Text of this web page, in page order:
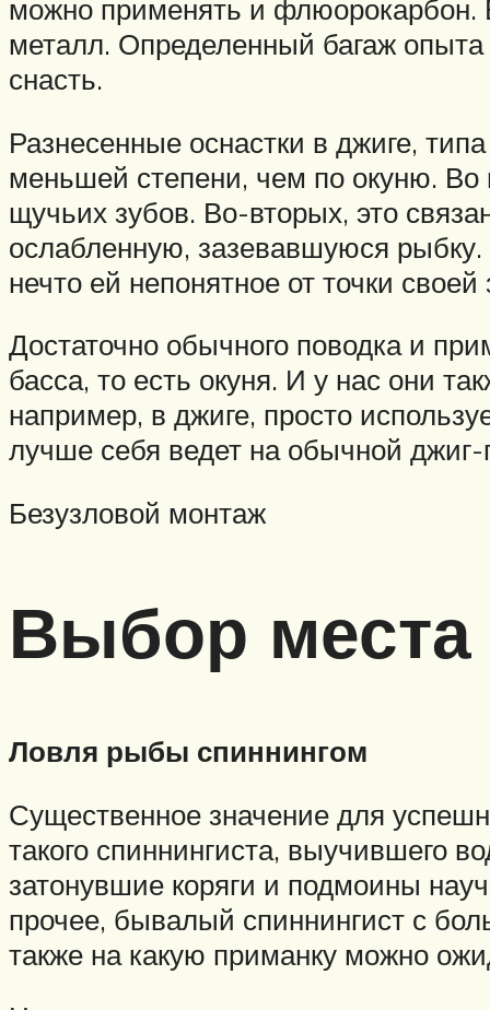
можно применять и флюорокарбон.
металл. Определенный багаж
снасть.
Разнесенные оснастки в джиге,
меньшей степени, чем по окуню. Во
щучьих зубов. Во-вторых, это
ослабленную, зазевавшуюся рыбку.
нечто ей непонятное от точки своей
Достаточно обычного поводка и
басса, то есть окуня. И у нас они
например, в джиге, просто
лучше себя ведет на обычной джиг-
Безузловой монтаж
Выбор места
Ловля рыбы спиннингом
Существенное значение для
такого спиннингиста, выучившего
затонувшие коряги и подмоины
прочее, бывалый спиннингист с
также на какую приманку можно